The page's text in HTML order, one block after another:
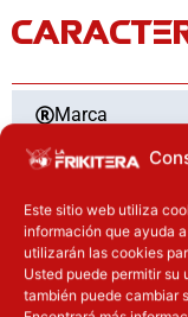
Este sitio web utiliza
información que ayuda
utilizarán las cookies
Usted puede permitir su
también puede cambiar
Marca
Tipo
Edad mínima